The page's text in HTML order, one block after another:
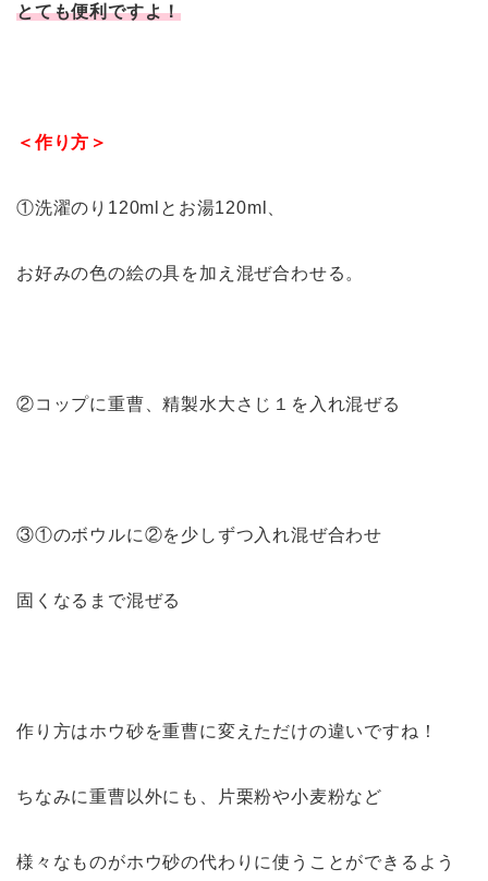
とても便利ですよ！
＜作り方＞
①洗濯のり120mlとお湯120ml、
お好みの色の絵の具を加え混ぜ合わせる。
②コップに重曹、精製水大さじ１を入れ混ぜる
③①のボウルに②を少しずつ入れ混ぜ合わせ
固くなるまで混ぜる
作り方はホウ砂を重曹に変えただけの違いですね！
ちなみに重曹以外にも、片栗粉や小麦粉など
様々なものがホウ砂の代わりに使うことができるよう